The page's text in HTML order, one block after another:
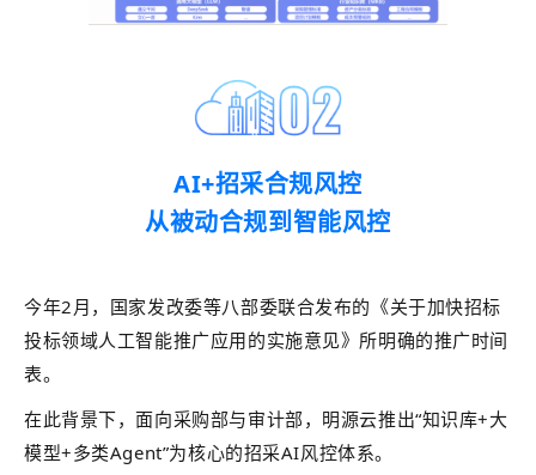
AI+招采合规风控
从被动合规到智能风控
今年2月，国家发改委等八部委联合发布的《关于加快招标
投标领域人工智能推广应用的实施意见》所明确的推广时间
表。
在此背景下，面向采购部与审计部，明源云推出“知识库+大
模型+多类Agent”为核心的招采AI风控体系。